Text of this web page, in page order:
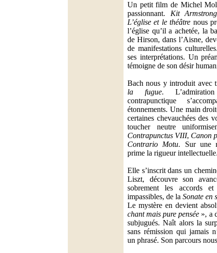
Un petit film de Michel
passionnant. Kit
L’église et le théâtre nous
l’église qu’il a achetée, la
de Hirson, dans l’Aisne,
de manifestations
ses interprétations. Un
témoigne de son désir
Bach nous y introduit avec
la fugue.
contrapunctique
étonnements. Une main
certaines chevauchées des
toucher neutre
Contrapunctus VIII, Canon
Contrario Motu. Sur une
prime la rigueur
Elle s’inscrit dans un
Liszt, découvre son
sobrement les accords
impassibles, de la Sonate en
Le mystère en devient
chant mais pure pensée », a
subjugués. Naît alors la
sans rémission qui jamais
un phrasé. Son parcours